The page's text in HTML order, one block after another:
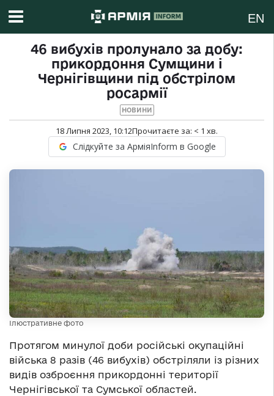
EN
46 вибухів пролунало за добу:
прикордоння Сумщини і
Чернігівщини під обстрілом
росармії
НОВИНИ
18 Липня 2023, 10:12Прочитаєте за: < 1 хв.
Слідкуйте за АрміяInform в Google
Ілюстративне фото
Протягом минулої доби російські окупаційні
війська 8 разів (46 вибухів) обстріляли із різних
видів озброєння прикордонні території
Чернігівської та Сумської областей.